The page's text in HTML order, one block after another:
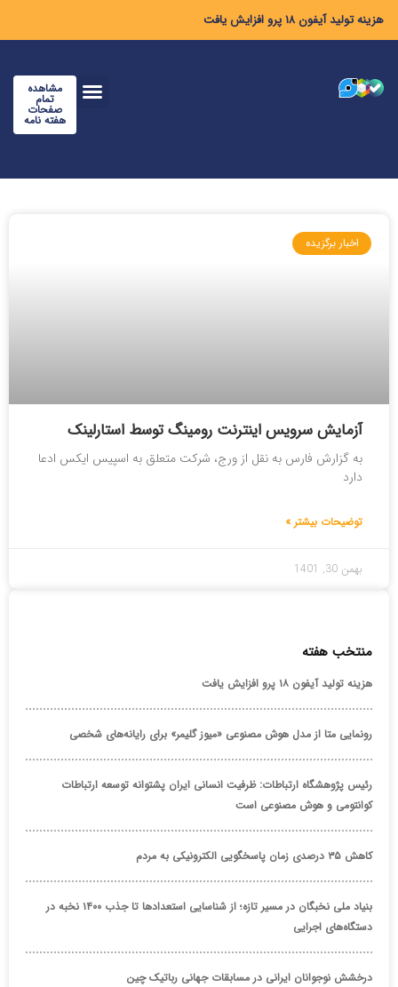
هزینه تولید آیفون ۱۸ پرو افزایش یافت
مشاهده
تمام
صفحات
هفته نامه
اخبار برگزیده
آزمایش سرویس اینترنت رومینگ توسط استارلینک
به گزارش فارس به نقل از ورج، شرکت متعلق به اسپیس ایکس ادعا
دارد
توضیحات بیشتر »
بهمن 30, 1401
منتخب هفته
هزینه تولید آیفون ۱۸ پرو افزایش یافت
رونمایی متا از مدل هوش مصنوعی «میوز گلیمر» برای رایانه‌های شخصی
رئیس پژوهشگاه ارتباطات: ظرفیت انسانی ایران پشتوانه توسعه ارتباطات
کوانتومی و هوش مصنوعی است
کاهش ۳۵ درصدی زمان پاسخگویی الکترونیکی به مردم
بنیاد ملی نخبگان در مسیر تازه؛ از شناسایی استعدادها تا جذب ۱۴۰۰ نخبه در
دستگاه‌های اجرایی
درخشش نوجوانان ایرانی در مسابقات جهانی رباتیک چین